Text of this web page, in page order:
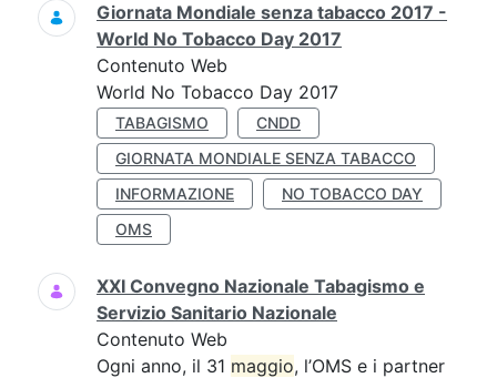
Giornata Mondiale senza tabacco 2017 -
World No Tobacco Day 2017
Contenuto Web
World No Tobacco Day 2017
TABAGISMO
CNDD
GIORNATA MONDIALE SENZA TABACCO
INFORMAZIONE
NO TOBACCO DAY
OMS
XXI Convegno Nazionale Tabagismo e
Servizio Sanitario Nazionale
Contenuto Web
Ogni anno, il 31 maggio, l’OMS e i partner